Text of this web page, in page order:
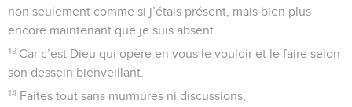
non seulement comme si j’étais présent, mais bien plus
encore maintenant que je suis absent.
13 Car c’est Dieu qui opère en vous le vouloir et le faire selon
son dessein bienveillant.
14 Faites tout sans murmures ni discussions,